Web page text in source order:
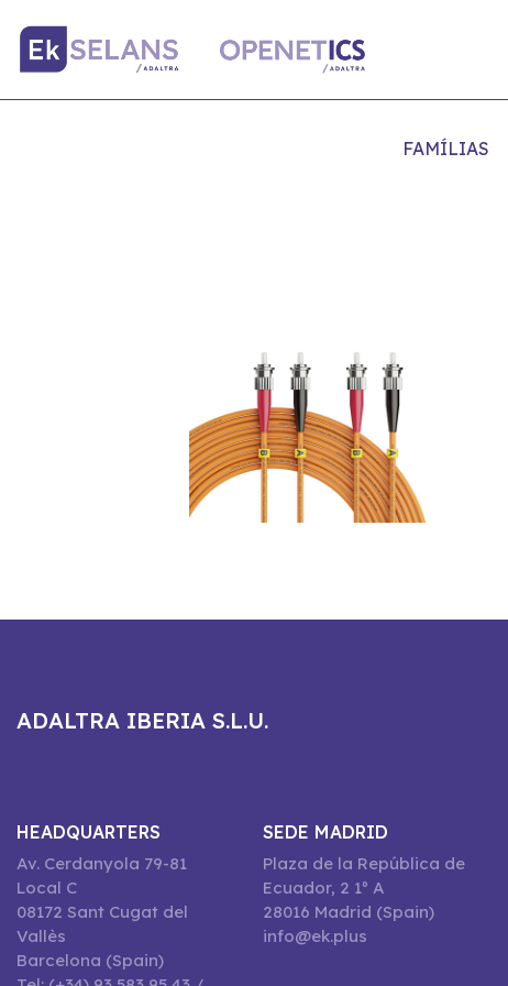
FAMÍLIAS
ADALTRA IBERIA S.L.U.
HEADQUARTERS
Av. Cerdanyola 79-81
Local C
08172 Sant Cugat del
Vallès
Barcelona (Spain)
SEDE MADRID
Plaza de la República de
Ecuador, 2 1º A
28016 Madrid (Spain)
info@ek.plus